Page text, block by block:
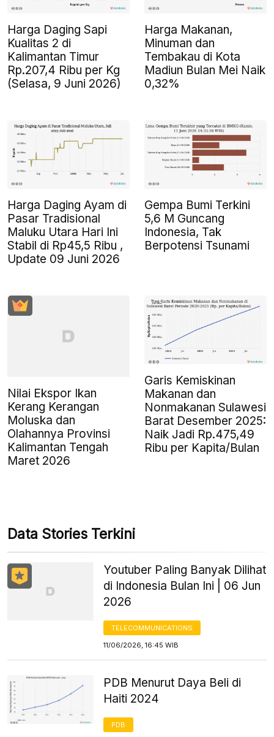
Harga Daging Sapi
Kualitas 2 di
Kalimantan Timur
Rp.207,4 Ribu per Kg
(Selasa, 9 Juni 2026)
Harga Makanan,
Minuman dan
Tembakau di Kota
Madiun Bulan Mei Naik
0,32%
Harga Daging Ayam di
Pasar Tradisional
Maluku Utara Hari Ini
Stabil di Rp45,5 Ribu ,
Update 09 Juni 2026
Gempa Bumi Terkini
5,6 M Guncang
Indonesia, Tak
Berpotensi Tsunami
Nilai Ekspor Ikan
Kerang Kerangan
Moluska dan
Olahannya Provinsi
Kalimantan Tengah
Maret 2026
Garis Kemiskinan
Makanan dan
Nonmakanan Sulawesi
Barat Desember 2025:
Naik Jadi Rp.475,49
Ribu per Kapita/Bulan
Data Stories Terkini
Youtuber Paling Banyak Dilihat
di Indonesia Bulan Ini | 06 Jun
2026
TELECOMMUNICATIONS
11/06/2026, 16:45 WIB
PDB Menurut Daya Beli di
Haiti 2024
PDB